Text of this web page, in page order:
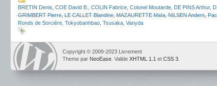
BRETIN Denis COE David B. COLIN Fabrice Colonel Moutarde DE PINS Arthur,
GRIMBERT Pierre,LE CALLET Blandine,MAZAURETTE Maïa,NILSEN Anders,
Ronds de Sorcière Tokyobanhbao Tsusaka Vanyda
Copyright © 2009-2023 Livrement
Theme par NeoEase . Valide XHTML 1.1 et CSS 3